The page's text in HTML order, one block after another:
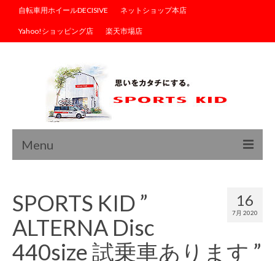
自転車用ホイールDECISIVE ネットショップ本店
Yahoo!ショッピング店 楽天市場店
Menu
ブログ
商品情報
サイクルウェア
16
7月 2020
SPORTS KID ”
ALTERNA Disc
440size 試乗車あります ”